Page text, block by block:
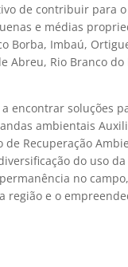
de contribuir para o
e médias
Borba, Imbaú,
Abreu, Rio Branco do
encontrar soluções
ambientais
Recuperação
do uso da
no
região e o